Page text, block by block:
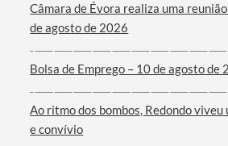
Termo de Pesquisa
Câmara de Évora realiza uma
de agosto de 2026
Bolsa de Emprego – 10 de agosto de
Ao ritmo dos bombos, Redondo
e convívio